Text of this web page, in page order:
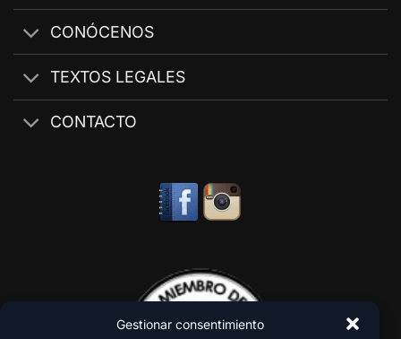
Gestionar consentimiento
CONÓCENOS
TEXTOS LEGALES
CONTACTO